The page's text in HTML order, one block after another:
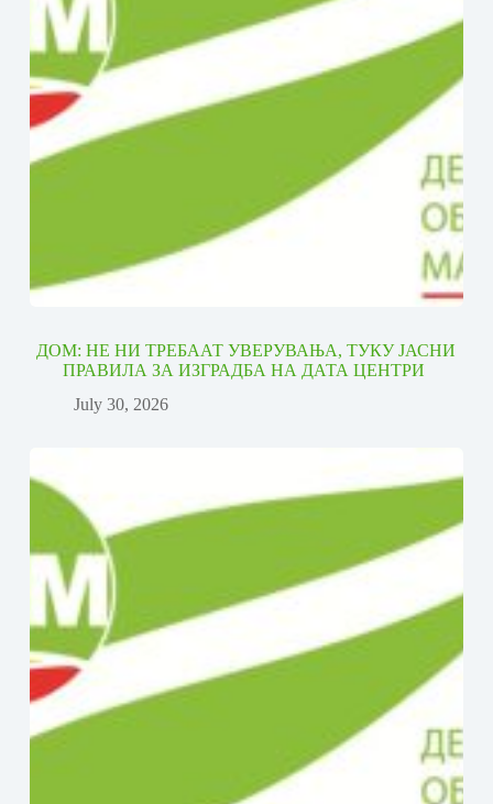
ДОМ: НЕ НИ ТРЕБААТ УВЕРУВАЊА, ТУКУ ЈАСНИ
ПРАВИЛА ЗА ИЗГРАДБА НА ДАТА ЦЕНТРИ
July 30, 2026